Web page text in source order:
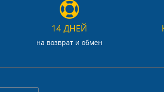
14 ДНЕЙ
на возврат и обмен